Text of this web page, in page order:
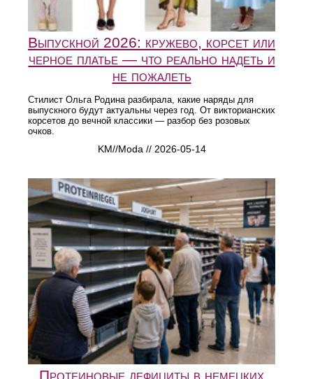
Выпускной 2026: кружево, корсет или
черное платье — что реально надеть и
не пожалеть
Стилист Ольга Родина разбирала, какие наряды для
выпускного будут актуальны через год. От викторианских
корсетов до вечной классики — разбор без розовых
очков.
KM//Moda // 2026-05-14
Протеиновые дефициты в немецких